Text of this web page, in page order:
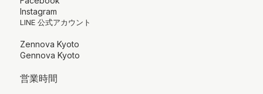
Instagram
LINE 公式アカウント
Zennova Kyoto
Gennova Kyoto
営業時間